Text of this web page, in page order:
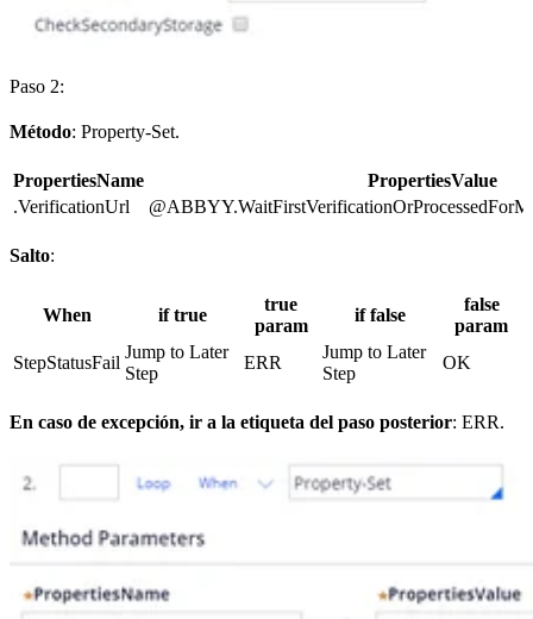
Paso 2:
Método: Property-Set.
PropertiesName
PropertiesValue
.VerificationUrl
Salto:
When if true
true
param
if false
false
param
StepStatusFail
Jump to Later
Step
ERR
Jump to Later
Step
OK
En caso de excepción, ir a la etiqueta del paso posterior: ERR.